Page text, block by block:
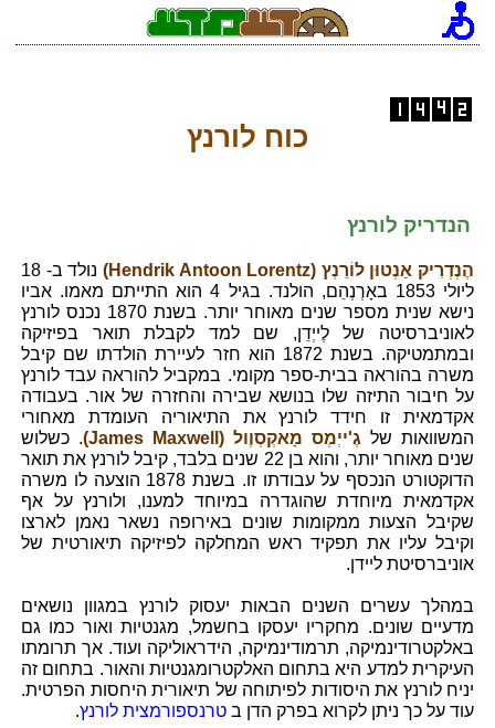
כוח לורנץ
הנדריק לורנץ
הֶנְדְרִיק אַנְטוּן לוֹרֵנְץ (Hendrik Antoon Lorentz)
נולד ב- 18
ליולי 1853 באָרְנְהֵם, הולנד. בגיל 4 הוא התייתם מאמו. אביו
נישא שנית מספר שנים מאוחר יותר. בשנת 1870 נכנס לורנץ
לאוניברסיטה של לֶייְדֵן, שם למד לקבלת תואר בפיזיקה
ובמתמטיקה. בשנת 1872 הוא חזר לעיירת הולדתו שם קיבל
משרה בהוראה בבית-ספר מקומי. במקביל להוראה עבד לורנץ
על חיבור התיזה שלו בנושא שבירה והחזרה של אור. בעבודה
אקדמאית זו חידד לורנץ את התיאוריה העומדת מאחורי
המשוואות של גֶ'ייְמְס מָאקְסְוֶול (James Maxwell)
. כשלוש
שנים מאוחר יותר, והוא בן 22 שנים בלבד, קיבל לורנץ את תואר
הדוקטורט הנכסף על עבודתו זו. בשנת 1878 הוצעה לו משרה
אקדמאית מיוחדת שהוגדרה במיוחד למענו, ולורנץ על אף
שקיבל הצעות ממקומות שונים באירופה נשאר נאמן לארצו
וקיבל עליו את תפקיד ראש המחלקה לפיזיקה תיאורטית של
אוניברסיטת ליידן.
במהלך עשרים השנים הבאות יעסוק לורנץ במגוון נושאים
מדעיים שונים. מחקריו יעסקו בחשמל, מגנטיות ואור כמו גם
באלקטרודינמיקה, תרמודינמיקה, הידראוליקה ועוד. אך תרומתו
העיקרית למדע היא בתחום האלקטרומגנטיות והאור. בתחום זה
יניח לורנץ את היסודות לפיתוחה של תיאורית היחסות הפרטית.
עוד על כך ניתן לקרוא בפרק הדן ב טרנספורמצית לורנץ.